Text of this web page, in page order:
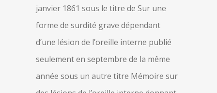
janvier 1861 sous le titre de Sur une
forme de surdité grave dépendant
d’une lésion de l’oreille interne publié
seulement en septembre de la même
année sous un autre titre Mémoire sur